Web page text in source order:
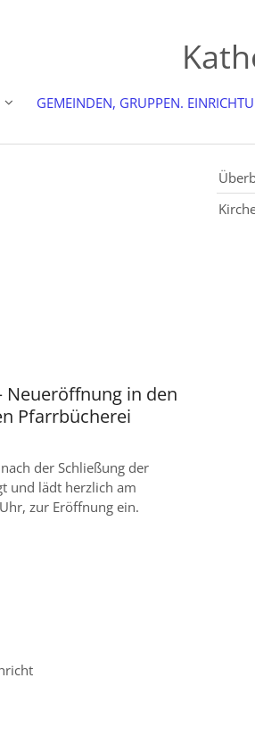
GEMEINDEN, GRUPPEN.
Neueröffnung in den
Pfarrbücherei
der Schließung der
und lädt herzlich am
zur Eröffnung ein.